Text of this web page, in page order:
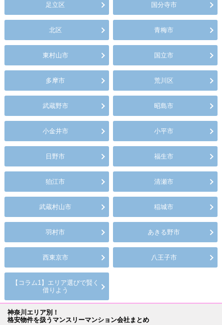
足立区 国分寺市
北区 青梅市
東村山市 国立市
多摩市 荒川区
武蔵野市 昭島市
小金井市 小平市
日野市 福生市
狛江市 清瀬市
武蔵村山市 稲城市
羽村市 あきる野市
西東京市 八王子市
【コラム1】エリア選びで賢く
借りよう
神奈川エリア別！
格安物件を扱うマンスリーマンション会社まとめ